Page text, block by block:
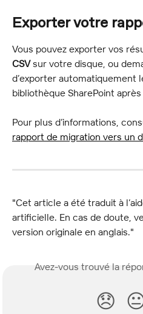
Exporter votre
Vous pouvez exporter vos
CSV sur votre disque, ou
d’exporter automatiquement
bibliothèque SharePoint
Pour plus d’informations,
rapport de migration vers un
"Cet article a été traduit à
artificielle. En cas de doute,
version originale en anglais."
Avez-vous trouvé la
😞